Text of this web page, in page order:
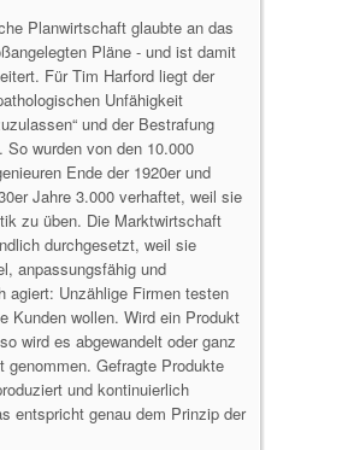
Planwirtschaft glaubte an das
Pläne - und ist damit
Für Tim Harford liegt der
Unfähigkeit
und der Bestrafung
So wurden von den 10.000
Ende der 1920er und
Jahre 3.000 verhaftet, weil sie
zu üben. Die Marktwirtschaft
durchgesetzt, weil sie
anpassungsfähig und
agiert: Unzählige Firmen testen
Kunden wollen. Wird ein Produkt
wird es abgewandelt oder ganz
genommen. Gefragte Produkte
und kontinuierlich
entspricht genau dem Prinzip der